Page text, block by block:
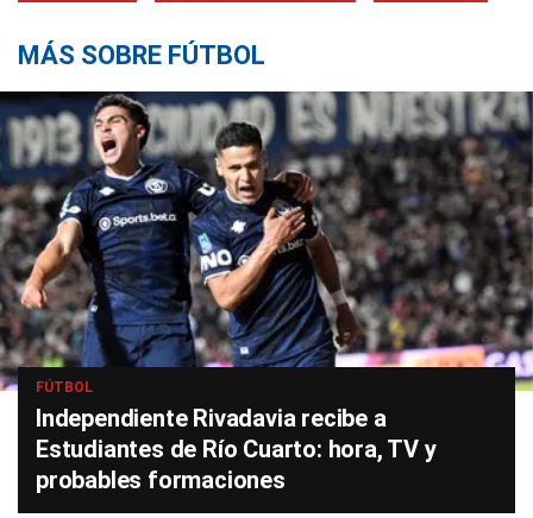
MÁS SOBRE FÚTBOL
FÚTBOL
Independiente Rivadavia recibe a
Estudiantes de Río Cuarto: hora, TV y
probables formaciones